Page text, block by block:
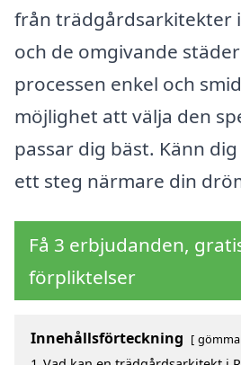
från trädgårdsarkitekter
och de omgivande
processen enkel och
möjlighet att välja den
passar dig bäst. Känn
ett steg närmare din
Få 3 erbjudanden,
förpliktelser
Innehållsförteckning gömma